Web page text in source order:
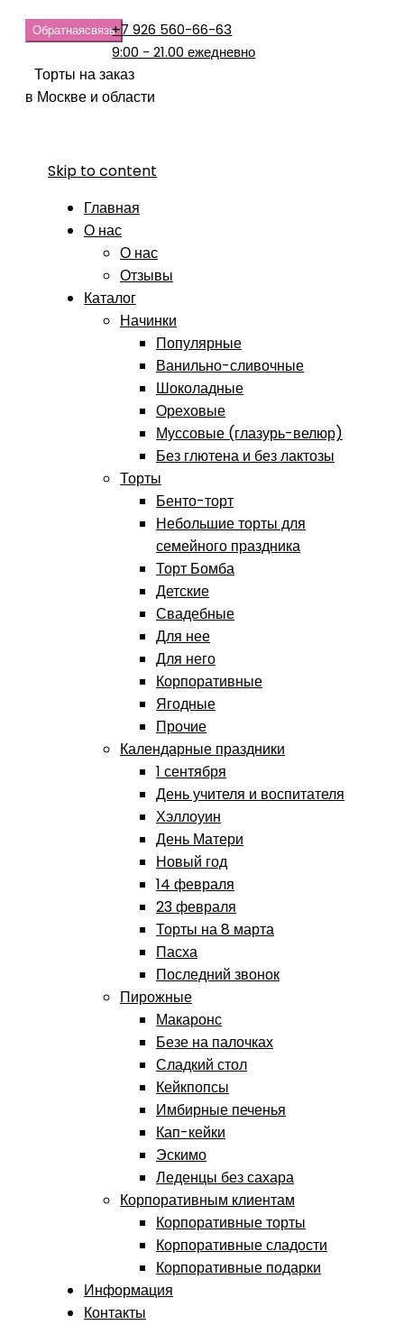
Обратнаясвязь+7 926 560-66-63
9:00 - 21.00 ежедневно
Торты на заказ
в Москве и области
Skip to content
Главная
О нас
О нас
Отзывы
Каталог
Начинки
Популярные
Ванильно-сливочные
Шоколадные
Ореховые
Муссовые (глазурь-велюр)
Без глютена и без лактозы
Торты
Бенто-торт
Небольшие торты для
семейного праздника
Торт Бомба
Детские
Свадебные
Для нее
Для него
Корпоративные
Ягодные
Прочие
Календарные праздники
1 сентября
День учителя и воспитателя
Хэллоуин
День Матери
Новый год
14 февраля
23 февраля
Торты на 8 марта
Пасха
Последний звонок
Пирожные
Макаронс
Безе на палочках
Сладкий стол
Кейкпопсы
Имбирные печенья
Кап-кейки
Эскимо
Леденцы без сахара
Корпоративным клиентам
Корпоративные торты
Корпоративные сладости
Корпоративные подарки
Информация
Контакты